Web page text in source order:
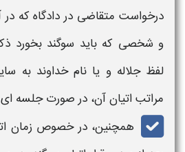
درخواست متقاضی در دادگاه که در
و شخصی که باید سوگند بخورد
لفظ جلاله و یا نام خداوند به
مراتب اتیان آن، در صورت جلسه
همچنین، در خصوص زمان